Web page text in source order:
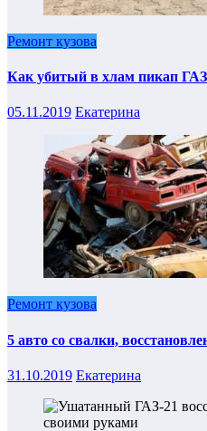
Ремонт кузова
Как убитый в хлам пикап
05.11.2019 Екатерина
Ремонт кузова
5 авто со свалки,
31.10.2019 Екатерина